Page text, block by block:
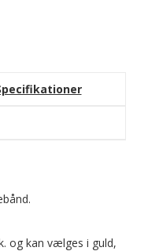
og kan vælges i guld,